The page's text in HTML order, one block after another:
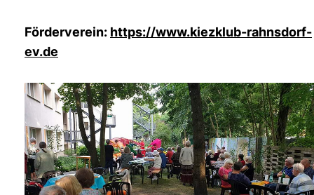
Förderverein: https://www.kiezklub-rahnsdorf-
ev.de